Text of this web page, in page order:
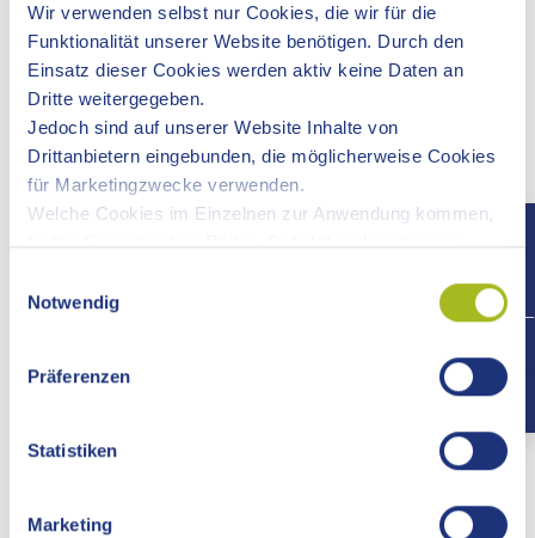
Wir verwenden selbst nur Cookies, die wir für die
Funktionalität unserer Website benötigen. Durch den
Einsatz dieser Cookies werden aktiv keine Daten an
Dritte weitergegeben.
Jedoch sind auf unserer Website Inhalte von
Drittanbietern eingebunden, die möglicherweise Cookies
für Marketingzwecke verwenden.
Welche Cookies im Einzelnen zur Anwendung kommen,
finden Sie unter dem Reiter „Details“ und in unserer
Notwendig
Präferenzen
Statistiken
Marketing
Online-Antrag
Formulare und weitere Angebote
Voraussetzungen
Fristen
Erforderliche Unterlagen
Kosten
Hinweise